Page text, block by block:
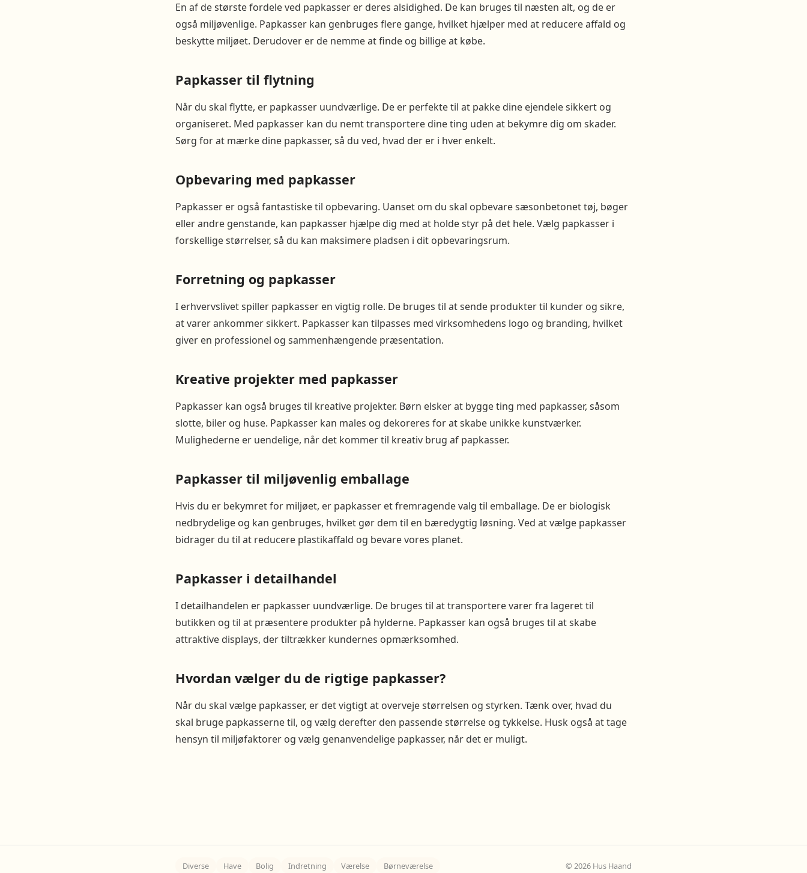
En af de største fordele ved papkasser er deres alsidighed. De kan bruges til næsten alt, og de er
også miljøvenlige. Papkasser kan genbruges flere gange, hvilket hjælper med at reducere affald og
beskytte miljøet. Derudover er de nemme at finde og billige at købe.
Papkasser til flytning
Når du skal flytte, er papkasser uundværlige. De er perfekte til at pakke dine ejendele sikkert og
organiseret. Med papkasser kan du nemt transportere dine ting uden at bekymre dig om skader.
Sørg for at mærke dine papkasser, så du ved, hvad der er i hver enkelt.
Opbevaring med papkasser
Papkasser er også fantastiske til opbevaring. Uanset om du skal opbevare sæsonbetonet tøj, bøger
eller andre genstande, kan papkasser hjælpe dig med at holde styr på det hele. Vælg papkasser i
forskellige størrelser, så du kan maksimere pladsen i dit opbevaringsrum.
Forretning og papkasser
I erhvervslivet spiller papkasser en vigtig rolle. De bruges til at sende produkter til kunder og sikre,
at varer ankommer sikkert. Papkasser kan tilpasses med virksomhedens logo og branding, hvilket
giver en professionel og sammenhængende præsentation.
Kreative projekter med papkasser
Papkasser kan også bruges til kreative projekter. Børn elsker at bygge ting med papkasser, såsom
slotte, biler og huse. Papkasser kan males og dekoreres for at skabe unikke kunstværker.
Mulighederne er uendelige, når det kommer til kreativ brug af papkasser.
Papkasser til miljøvenlig emballage
Hvis du er bekymret for miljøet, er papkasser et fremragende valg til emballage. De er biologisk
nedbrydelige og kan genbruges, hvilket gør dem til en bæredygtig løsning. Ved at vælge papkasser
bidrager du til at reducere plastikaffald og bevare vores planet.
Papkasser i detailhandel
I detailhandelen er papkasser uundværlige. De bruges til at transportere varer fra lageret til
butikken og til at præsentere produkter på hylderne. Papkasser kan også bruges til at skabe
attraktive displays, der tiltrækker kundernes opmærksomhed.
Hvordan vælger du de rigtige papkasser?
Når du skal vælge papkasser, er det vigtigt at overveje størrelsen og styrken. Tænk over, hvad du
skal bruge papkasserne til, og vælg derefter den passende størrelse og tykkelse. Husk også at tage
hensyn til miljøfaktorer og vælg genanvendelige papkasser, når det er muligt.
Diverse Have Bolig Indretning Værelse Børneværelse © 2026 Hus Haand